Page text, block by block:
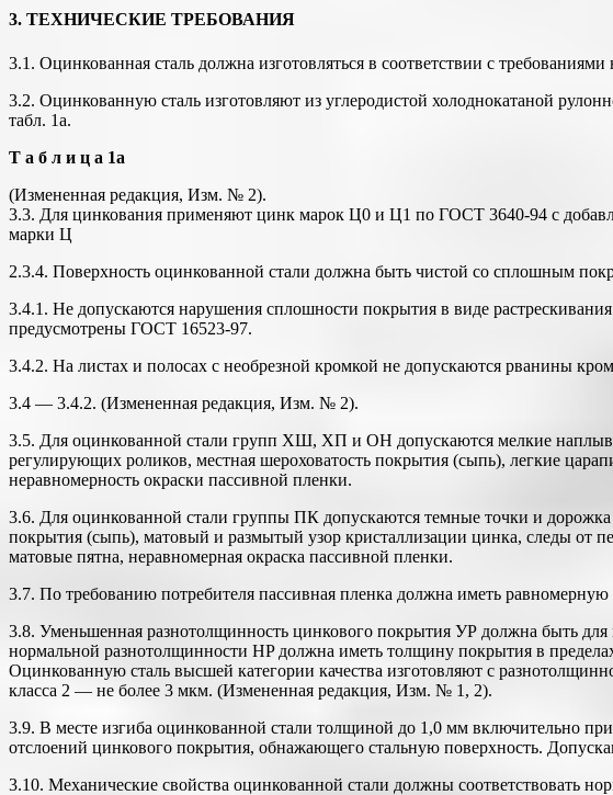
3. ТЕХНИЧЕСКИЕ ТРЕБОВАНИЯ
3.1. Оцинкованная сталь должна изготовляться в соответствии с
3.2. Оцинкованную сталь изготовляют из углеродистой холоднокатаной
табл. 1а.
Т а б л и ц а 1а
(Измененная редакция, Изм. № 2).
3.3. Для цинкования применяют цинк марок Ц0 и Ц1 по ГОСТ 3640-94 с
марки Ц
2.3.4. Поверхность оцинкованной стали должна быть чистой со сплошным
3.4.1. Не допускаются нарушения сплошности покрытия в виде
предусмотрены ГОСТ 16523-97.
3.4.2. На листах и полосах с необрезной кромкой не допускаются рванины
3.4 — 3.4.2. (Измененная редакция, Изм. № 2).
3.5. Для оцинкованной стали групп ХШ, ХП и ОН допускаются мелкие
регулирующих роликов, местная шероховатость покрытия (сыпь), легкие
неравномерность окраски пассивной пленки.
3.6. Для оцинкованной стали группы ПК допускаются темные точки и
покрытия (сыпь), матовый и размытый узор кристаллизации цинка, следы от
матовые пятна, неравномерная окраска пассивной пленки.
3.7. По требованию потребителя пассивная пленка должна иметь
3.8. Уменьшенная разнотолщинность цинкового покрытия УР должна быть
нормальной разнотолщинности HP должна иметь толщину покрытия в
Оцинкованную сталь высшей категории качества изготовляют с
класса 2 — не более 3 мкм. (Измененная редакция, Изм. № 1, 2).
3.9. В месте изгиба оцинкованной стали толщиной до 1,0 мм включительно
отслоений цинкового покрытия, обнажающего стальную поверхность.
3.10. Механические свойства оцинкованной стали должны соответствовать